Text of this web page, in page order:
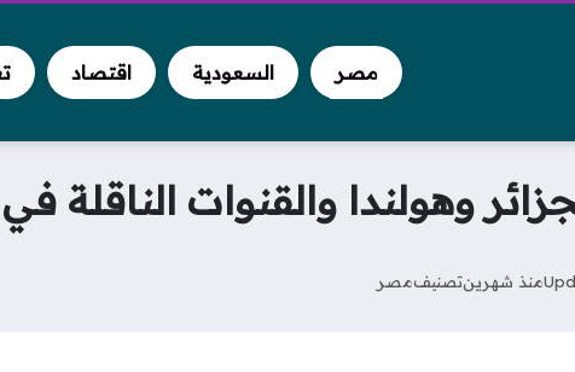
مصر السعودية اقتصاد
وهولندا والقنوات الناقلة
منذ شهرينتصنيفمصر